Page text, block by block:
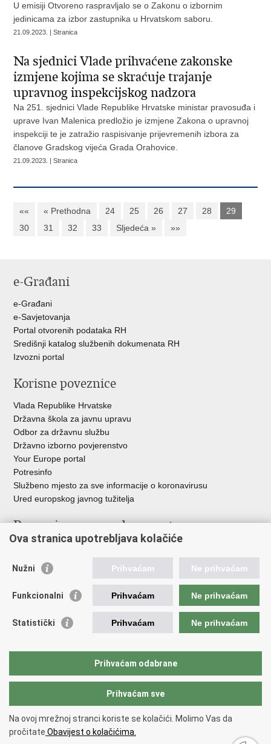
U emisiji Otvoreno raspravljalo se o Zakonu o izbornim
jedinicama za izbor zastupnika u Hrvatskom saboru.
21.09.2023. | Stranica
Na sjednici Vlade prihvaćene zakonske
izmjene kojima se skraćuje trajanje
upravnog inspekcijskog nadzora
Na 251. sjednici Vlade Republike Hrvatske ministar pravosuđa i
uprave Ivan Malenica predložio je izmjene Zakona o upravnoj
inspekciji te je zatražio raspisivanje prijevremenih izbora za
članove Gradskog vijeća Grada Orahovice.
21.09.2023. | Stranica
«« « Prethodna 24 25 26 27 28
29
30
31 32 33 Sljedeća » »»
e-Građani
e-Građani
e-Savjetovanja
Portal otvorenih podataka RH
Središnji katalog službenih dokumenata RH
Izvozni portal
Korisne poveznice
Vlada Republike Hrvatske
Državna škola za javnu upravu
Odbor za državnu službu
Državno izborno povjerenstvo
Your Europe portal
Potresinfo
Službeno mjesto za sve informacije o koronavirusu
Ured europskog javnog tužitelja
Poveznice pravosudnog sustava
Državno odvjetništvo
Ured za suzbijanje korupcije i organiziranog kriminaliteta
Državnoodvjetničko vijeće
Hrvatska odvjetnička komora
Europski pravosudni portal
Copyright © 2026 Ministarstvo pravosuđa, uprave i digitalne
transformacije Republike Hrvatske.
pristupačnosti.
Ova stranica upotrebljava kolačiće
Nužni Prihvaćam Ne prihvaćam
Funkcionalni Prihvaćam Ne prihvaćam
Statistički Prihvaćam Ne prihvaćam
Prihvaćam odabrane
Prihvaćam sve
Na ovoj mrežnoj stranci koriste se kolačići. Molimo Vas da
pročitate Obavijest o kolačićima.